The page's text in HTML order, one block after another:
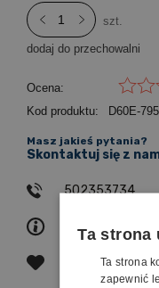
szt.
dodaj do przechowalni
Ocena:
Kod produktu:
D60E-
zapytaj o produkt
poleć
Masz jakieś pytania?
Skontaktuj się z
502353734
Ta strona
Ta strona
zapewnić